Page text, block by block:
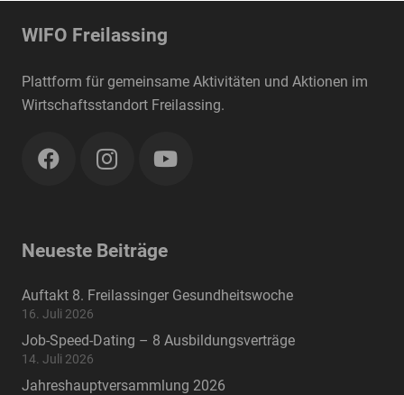
WIFO Freilassing
Plattform für gemeinsame Aktivitäten und Aktionen im
Wirtschaftsstandort Freilassing.
Neueste Beiträge
Auftakt 8. Freilassinger Gesundheitswoche
16. Juli 2026
Job-Speed-Dating – 8 Ausbildungsverträge
14. Juli 2026
Jahreshauptversammlung 2026